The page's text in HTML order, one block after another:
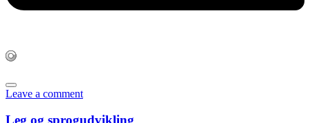
Leave a comment